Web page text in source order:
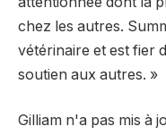
chez les autres.
vétérinaire et est fier
soutien aux autres. »
Gilliam n'a pas mis à